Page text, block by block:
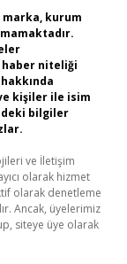
kurum
haber niteliği
kişiler ile isim
bilgiler
ve İletişim
olarak hizmet
olarak denetleme
Ancak, üyelerimiz
siteye üye olarak